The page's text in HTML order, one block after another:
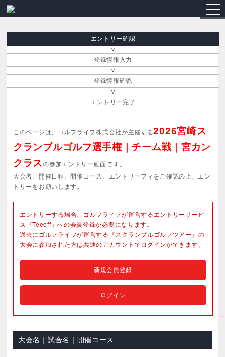
エントリー確認
登録情報入力
登録情報確認
エントリー完了
このページは、ゴルフライフ株式会社が主催する2026宮崎ス
クランブルゴルフ選手権｜チーム戦｜宮カン
クラスの参加エントリー画面です。
大会名、開催日程、開催コース、エントリーフィをご確認の上、エン
トリーをお願いします。
エントリーする場合、ゴルフライフが運営するエントリーサービ
ス『Teeoff』への会員登録が必要になります。
過去にゴルフライフが運営する『スクランブルゴルフツアー』の
大会に参加された方は共通のアカウントでログインができます。
新規会員登録
ログイン
大会名｜試合名｜開催コース